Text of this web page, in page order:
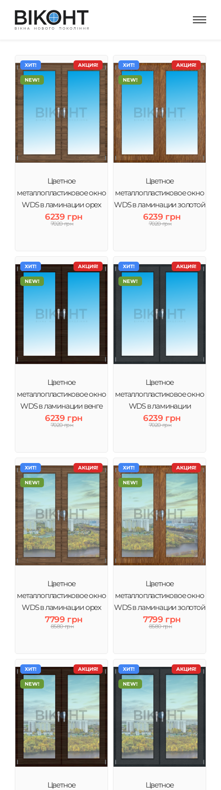
АКЦИЯ!
ХИТ!
NEW!
Цветное
металлопластиковое окно
WDS в ламинации орех
6239 грн
7020 грн
АКЦИЯ!
ХИТ!
NEW!
Цветное
металлопластиковое окно
WDS в ламинации золотой
дуб
6239 грн
7020 грн
АКЦИЯ!
ХИТ!
NEW!
Цветное
металлопластиковое окно
WDS в ламинации венге
6239 грн
7020 грн
АКЦИЯ!
ХИТ!
NEW!
Цветное
металлопластиковое окно
WDS в ламинации
Антрацит
6239 грн
7020 грн
АКЦИЯ!
ХИТ!
NEW!
Цветное
металлопластиковое окно
WDS в ламинации орех
тонировка зеркало
7799 грн
8580 грн
АКЦИЯ!
ХИТ!
NEW!
Цветное
металлопластиковое окно
WDS в ламинации золотой
дуб тонировка зеркало
7799 грн
8580 грн
АКЦИЯ!
ХИТ!
NEW!
Цветное
АКЦИЯ!
ХИТ!
NEW!
Цветное